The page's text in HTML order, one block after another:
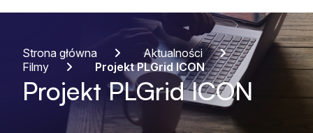
Strona główna
Aktualności
Filmy
Projekt PLGrid ICON
Projekt PLGrid ICON